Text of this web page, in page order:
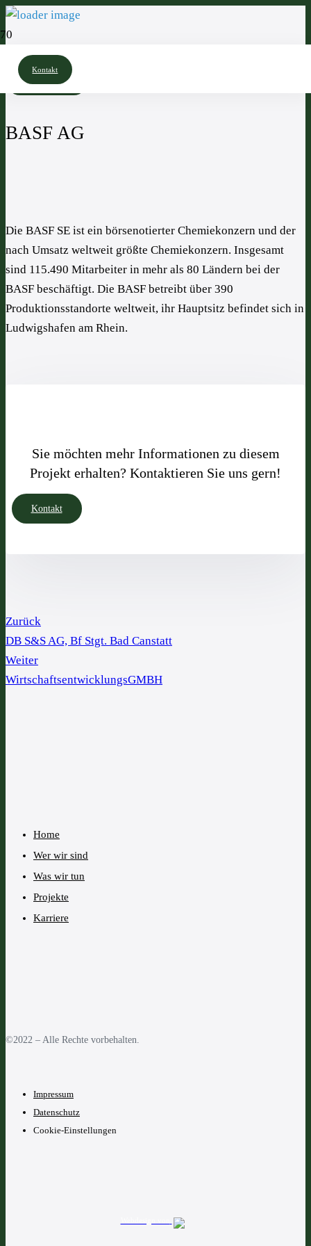
Kontakt
Referenzen
BASF AG
Die BASF SE ist ein börsenotierter Chemiekonzern und der
nach Umsatz weltweit größte Chemiekonzern. Insgesamt
sind 115.490 Mitarbeiter in mehr als 80 Ländern bei der
BASF beschäftigt. Die BASF betreibt über 390
Produktionsstandorte weltweit, ihr Hauptsitz befindet sich in
Ludwigshafen am Rhein.
Sie möchten mehr Informationen zu diesem
Projekt erhalten? Kontaktieren Sie uns gern!
Kontakt
Zurück
DB S&S AG, Bf Stgt. Bad Canstatt
Weiter
WirtschaftsentwicklungsGMBH
Home
Wer wir sind
Was wir tun
Projekte
Karriere
©2022 – Alle Rechte vorbehalten.
Impressum
Datenschutz
Cookie-Einstellungen